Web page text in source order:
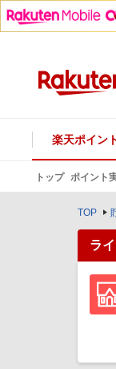
楽天ポイン
トップ ポイント
TOP
ラ